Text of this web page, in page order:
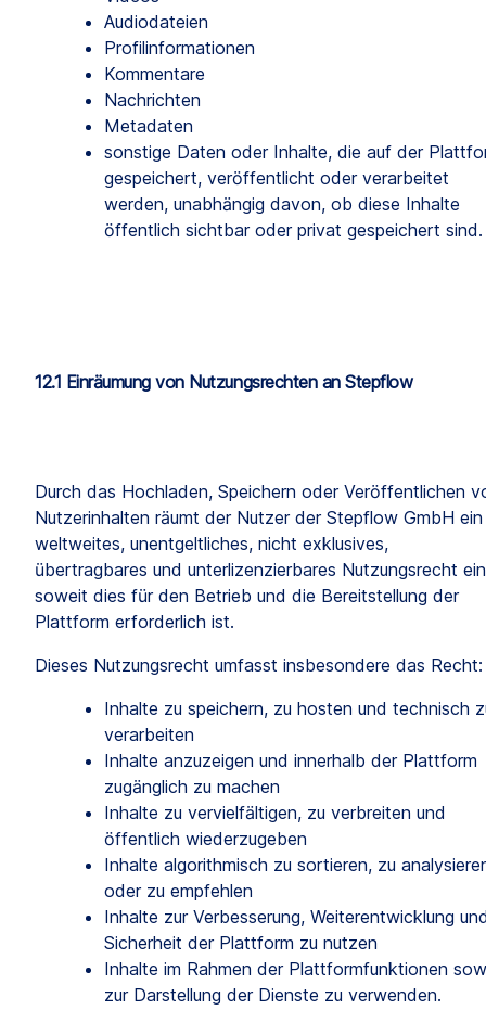
Audiodateien
Profilinformationen
Kommentare
Nachrichten
Metadaten
sonstige Daten oder Inhalte, die auf der
gespeichert, veröffentlicht oder verarbeitet
werden, unabhängig davon, ob diese Inhalte
öffentlich sichtbar oder privat gespeichert sind.
12.1 Einräumung von Nutzungsrechten an Stepflow
Durch das Hochladen, Speichern oder Veröffentlichen
Nutzerinhalten räumt der Nutzer der Stepflow GmbH ein
weltweites, unentgeltliches, nicht exklusives,
übertragbares und unterlizenzierbares Nutzungsrecht
soweit dies für den Betrieb und die Bereitstellung der
Plattform erforderlich ist.
Dieses Nutzungsrecht umfasst insbesondere das Recht:
Inhalte zu speichern, zu hosten und technisch
verarbeiten
Inhalte anzuzeigen und innerhalb der Plattform
zugänglich zu machen
Inhalte zu vervielfältigen, zu verbreiten und
öffentlich wiederzugeben
Inhalte algorithmisch zu sortieren, zu
oder zu empfehlen
Inhalte zur Verbesserung, Weiterentwicklung
Sicherheit der Plattform zu nutzen
Inhalte im Rahmen der Plattformfunktionen
zur Darstellung der Dienste zu verwenden.